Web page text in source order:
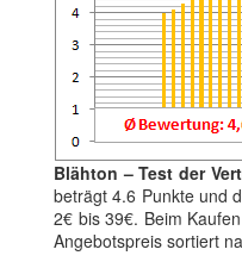
Blähton – Test der
beträgt 4.6 Punkte und
2€ bis 39€. Beim
Angebotspreis sortiert